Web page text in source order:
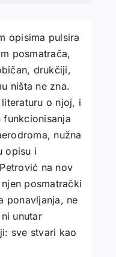
opisima pulsira
posmatrača,
drukčiji,
ništa ne zna.
o njoj, i
funkcionisanja
nužna
opisu i
na nov
posmatrački
ponavljanja, ne
unutar
sve stvari kao